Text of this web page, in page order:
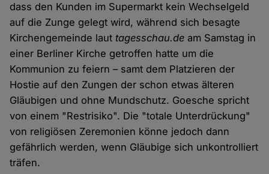
dass den Kunden im Supermarkt kein Wechselgeld
auf die Zunge gelegt wird, während sich besagte
Kirchengemeinde laut tagesschau.de am Samstag in
einer Berliner Kirche getroffen hatte um die
Kommunion zu feiern – samt dem Platzieren der
Hostie auf den Zungen der schon etwas älteren
Gläubigen und ohne Mundschutz. Goesche spricht
von einem "Restrisiko". Die "totale Unterdrückung"
von religiösen Zeremonien könne jedoch dann
gefährlich werden, wenn Gläubige sich unkontrolliert
träfen.